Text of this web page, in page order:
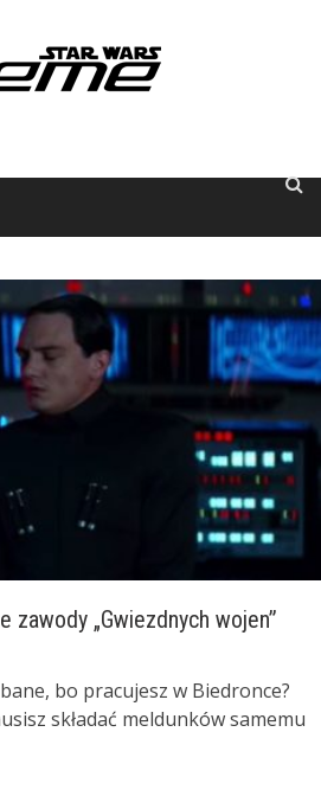
zawody „Gwiezdnych wojen”
bo pracujesz w Biedronce?
składać meldunków samemu